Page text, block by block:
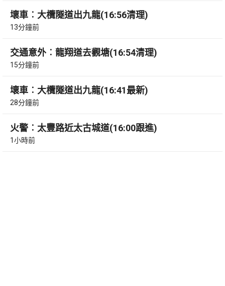
壞車︰大欖隧道出九龍(16:56清理)
13分鐘前
交通意外︰龍翔道去觀塘(16:54清理)
15分鐘前
壞車︰大欖隧道出九龍(16:41最新)
28分鐘前
火警︰太豐路近太古城道(16:00跟進)
1小時前